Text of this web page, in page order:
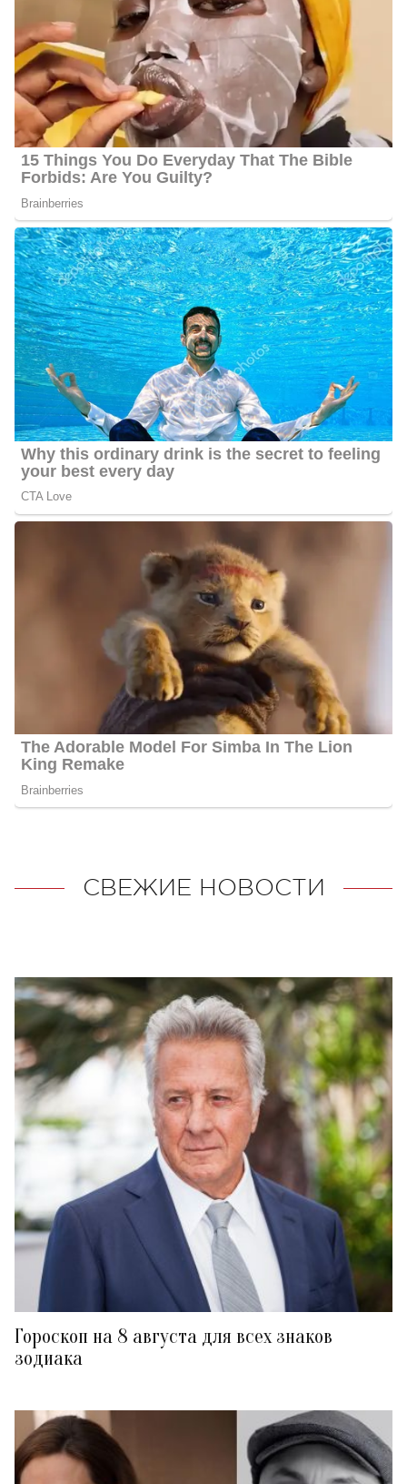
СВЕЖИЕ НОВОСТИ
Гороскоп на 8 августа для всех знаков
зодиака